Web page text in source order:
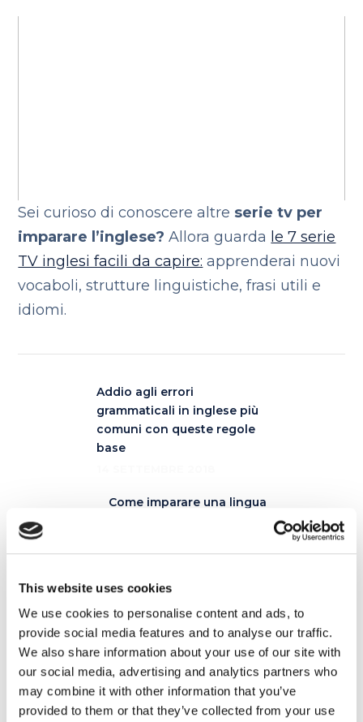
This website uses cookies
We use cookies to personalise content and ads, to
provide social media features and to analyse our traffic.
We also share information about your use of our site with
our social media, advertising and analytics partners who
may combine it with other information that you’ve
provided to them or that they’ve collected from your use
Sei curioso di conoscere altre serie tv per
imparare l’inglese?Allora guarda le 7 serie
TV inglesi facili da capire: apprenderai nuovi
vocaboli, strutture linguistiche, frasi utili e
idiomi.
Addio agli errori
grammaticali in inglese più
comuni con queste regole
base
Come imparare una lingua
Articoli correlati